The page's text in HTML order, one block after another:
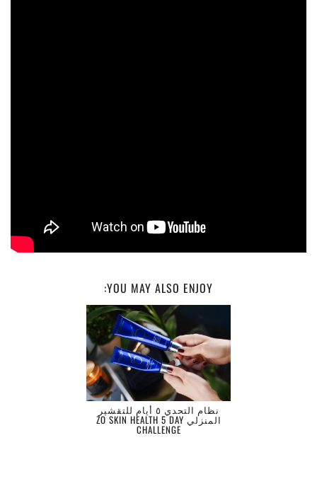
YOU MAY ALSO ENJOY:
نظام التحدي ٥ أيام للتقشير
المنزلي ZO SKIN HEALTH 5 DAY
CHALLENGE